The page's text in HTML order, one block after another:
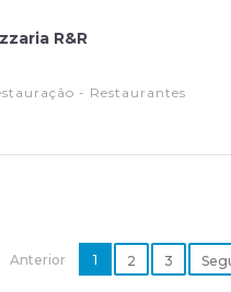
R&R
- Restaurantes
Anterior 1 2 3